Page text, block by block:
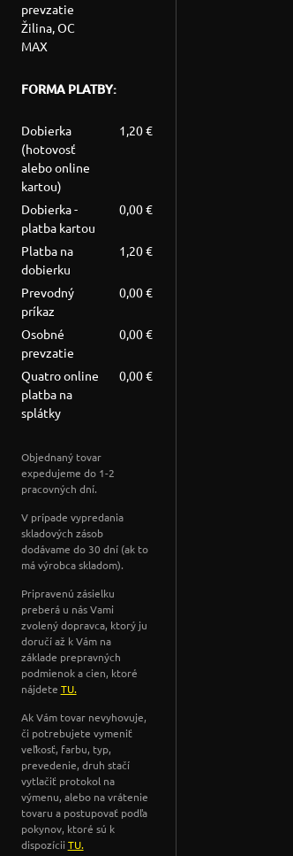
prevzatie
Žilina, OC
MAX
FORMA PLATBY:
Dobierka
(hotovosť
alebo online
kartou)
1,20 €
Dobierka -
platba kartou
0,00 €
Platba na
dobierku
1,20 €
Prevodný
príkaz
0,00 €
Osobné
prevzatie
0,00 €
Quatro online
platba na
splátky
0,00 €
Objednaný tovar
expedujeme do 1-2
pracovných dní.
V prípade vypredania
skladových zásob
dodávame do 30 dní (ak to
má výrobca skladom).
Pripravenú zásielku
preberá u nás Vami
zvolený dopravca, ktorý ju
doručí až k Vám na
základe prepravných
podmienok a cien, ktoré
nájdete TU.
Ak Vám tovar nevyhovuje,
či potrebujete vymeniť
veľkosť, farbu, typ,
prevedenie, druh stačí
vytlačiť protokol na
výmenu, alebo na vrátenie
tovaru a postupovať podľa
pokynov, ktoré sú k
dispozícii TU.